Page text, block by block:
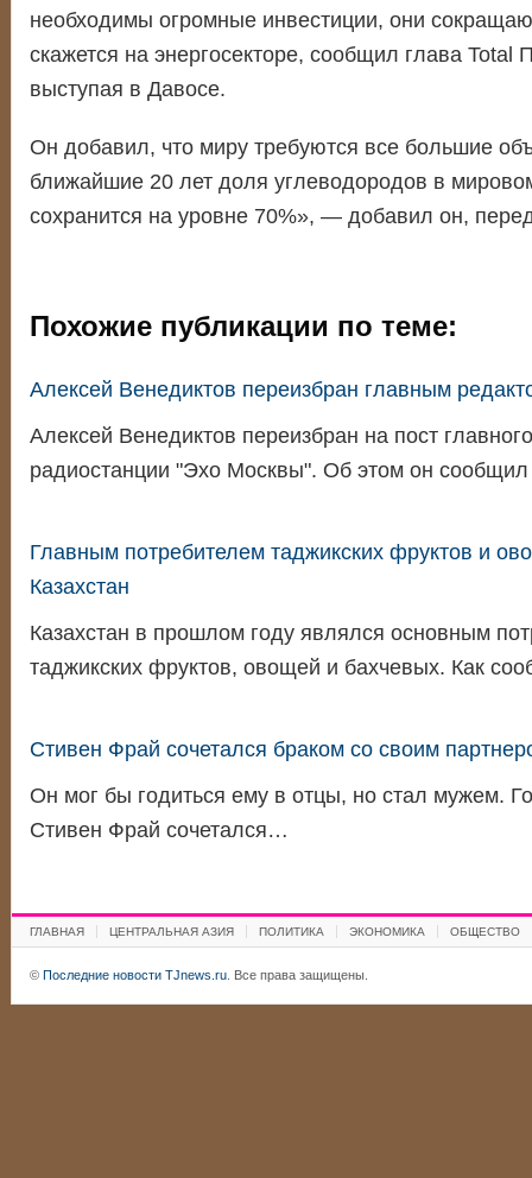
необходимы огромные инвестиции, они
скажется на энергосекторе, сообщил глава Total
выступая в Давосе.
Он добавил, что миру требуются все большие
ближайшие 20 лет доля углеводородов в
сохранится на уровне 70%», — добавил он,
Похожие публикации по теме:
Алексей Венедиктов переизбран главным
Алексей Венедиктов переизбран на пост
радиостанции "Эхо Москвы". Об этом он
Главным потребителем таджикских фруктов и
Казахстан
Казахстан в прошлом году являлся основным
таджикских фруктов, овощей и бахчевых. Как
Стивен Фрай сочетался браком со своим
Он мог бы годиться ему в отцы, но стал мужем.
Стивен Фрай сочетался…
ГЛАВНАЯ ЦЕНТРАЛЬНАЯ АЗИЯ ПОЛИТИКА ЭКОНОМИКА ОБЩЕСТВО
© Последние новости TJnews.ru. Все права защищены.